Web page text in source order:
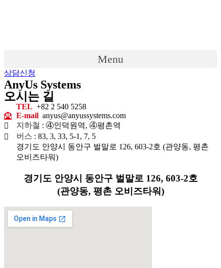
Menu
상담신청
AnyUs Systems
오시는 길
TEL +82 2 540 5258
E-mail anyus@anyussystems.com
지하철 : ④인덕원역, ④평촌역
버스 : 83, 3, 33, 5-1, 7, 5
경기도 안양시 동안구 벌말로 126, 603-2호 (관양동, 평촌
오비즈타워)
경기도 안양시 동안구 벌말로 126, 603-2호
(관양동, 평촌 오비즈타워)